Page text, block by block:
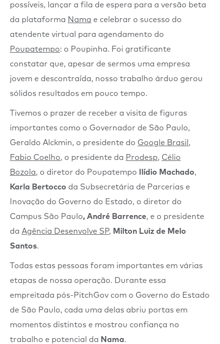
possíveis, lançar a fila de espera para a versão beta
da plataforma Nama e celebrar o sucesso do
atendente virtual para agendamento do
Poupatempo: o Poupinha. Foi gratificante
constatar que, apesar de sermos uma empresa
jovem e descontraída, nosso trabalho árduo gerou
sólidos resultados em pouco tempo.
Tivemos o prazer de receber a visita de figuras
importantes como o Governador de São Paulo,
Geraldo Alckmin, o presidente do Google Brasil ,
Fabio Coelho, o presidente da Prodesp, Célio
Bozola, o diretor do Poupatempo Ilídio Machado,
Karla Bertocco da Subsecretária de Parcerias e
Inovação do Governo do Estado, o diretor do
Campus São Paulo, André Barrence, e o presidente
da Agência Desenvolve SP, Milton Luiz de Melo
Santos.
Todas estas pessoas foram importantes em várias
etapas de nossa operação. Durante essa
empreitada pós-PitchGov com o Governo do Estado
de São Paulo, cada uma delas abriu portas em
momentos distintos e mostrou confiança no
trabalho e potencial da Nama.